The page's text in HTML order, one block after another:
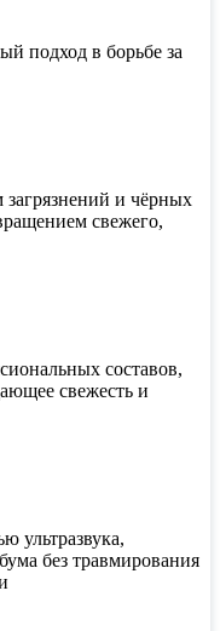
подход в борьбе за
и чёрных
свежего,
составов,
свежесть и
ультразвука,
без травмирования